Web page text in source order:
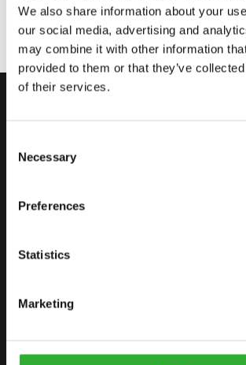
We also share information about your
our social media, advertising and
may combine it with other information
provided to them or that they’ve
of their services.
Selection
Necessary
Preferences
Statistics
Marketing
SNETTSTEDSKART
REDSKAPER